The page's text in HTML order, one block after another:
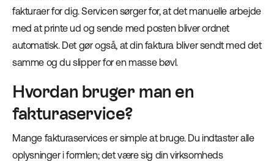
fakturaer for dig. Servicen sørger for, at det manuelle arbejde
med at printe ud og sende med posten bliver ordnet
automatisk. Det gør også, at din faktura bliver sendt med det
samme og du slipper for en masse bøvl.
Hvordan bruger man en
fakturaservice?
Mange fakturaservices er simple at bruge. Du indtaster alle
oplysninger i formlen; det være sig din virksomheds